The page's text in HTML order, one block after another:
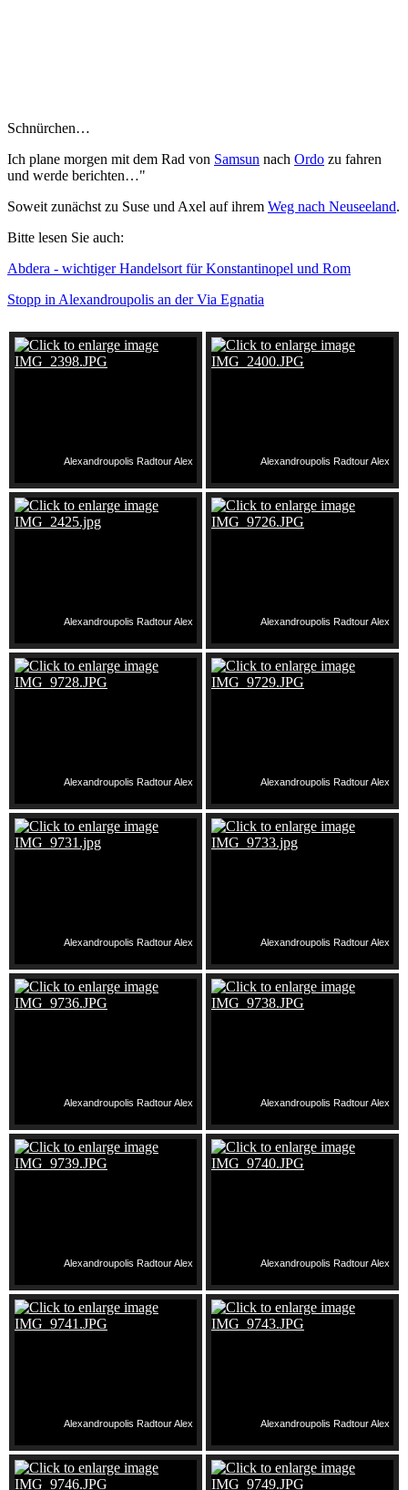
Schnürchen…
Ich plane morgen mit dem Rad von Samsun nach Ordo zu fahren
und werde berichten…"
Soweit zunächst zu Suse und Axel auf ihrem Weg nach Neuseeland.
Bitte lesen Sie auch:
Abdera - wichtiger Handelsort für Konstantinopel und Rom
Stopp in Alexandroupolis an der Via Egnatia
Alexandroupolis Radtour Alex Alexandroupolis Radtour Alex
Alexandroupolis Radtour Alex Alexandroupolis Radtour Alex
Alexandroupolis Radtour Alex Alexandroupolis Radtour Alex
Alexandroupolis Radtour Alex Alexandroupolis Radtour Alex
Alexandroupolis Radtour Alex Alexandroupolis Radtour Alex
Alexandroupolis Radtour Alex Alexandroupolis Radtour Alex
Alexandroupolis Radtour Alex Alexandroupolis Radtour Alex